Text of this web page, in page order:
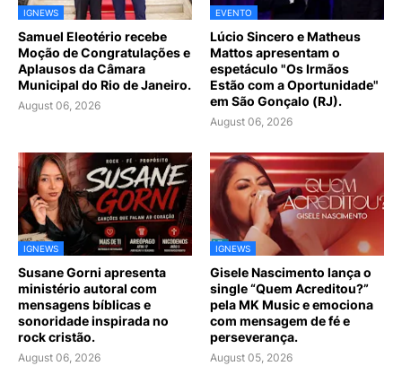
IGNEWS
Samuel Eleotério recebe
Moção de Congratulações e
Aplausos da Câmara
Municipal do Rio de Janeiro.
August 06, 2026
EVENTO
Lúcio Sincero e Matheus
Mattos apresentam o
espetáculo "Os Irmãos
Estão com a Oportunidade"
em São Gonçalo (RJ).
August 06, 2026
IGNEWS
Susane Gorni apresenta
ministério autoral com
mensagens bíblicas e
sonoridade inspirada no
rock cristão.
August 06, 2026
IGNEWS
Gisele Nascimento lança o
single “Quem Acreditou?”
pela MK Music e emociona
com mensagem de fé e
perseverança.
August 05, 2026